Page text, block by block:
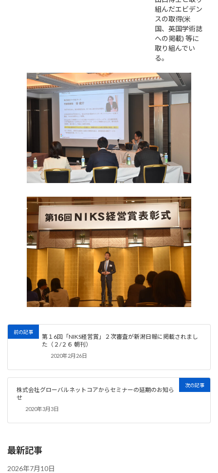
組んだエビデン
スの取得(米
国、英国学術誌
への掲載) 等に
取り組んでい
る。
前の記事
第１6回「NIKS経営賞」２次審査が新潟日報に掲載されまし
た（２/２６ 朝刊）
2020年2月26日
次の記事
株式会社グローバルネットコアからセミナーの延期のお知ら
せ
2020年3月3日
最新記事
2026年7月10日